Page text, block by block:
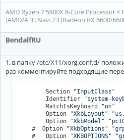
AMD Ryzen 7 5800X 8-Core Processor
[AMD/ATI] Navi 23 [Radeon RX 6600/
BendalfRU
1. в папку /etc/X11/xorg.conf.d/
раз комментируйте подходящие
        Section
"InputClass"
        Identifier
"system-
        MatchIsKeyboard
"on"
        Option
"XkbLayout"
        Option
"XkbModel"
    #  Option
"XkbOptions"
    #	Option
"XKBOPTIONS"